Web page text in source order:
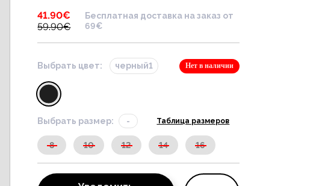
41.90€
59.90€
Бесплатная доставка на заказ от
69€
Выбрать цвет: черный1 Нет в наличии
Выбрать размер: - Таблица размеров
8 10 12 14 16